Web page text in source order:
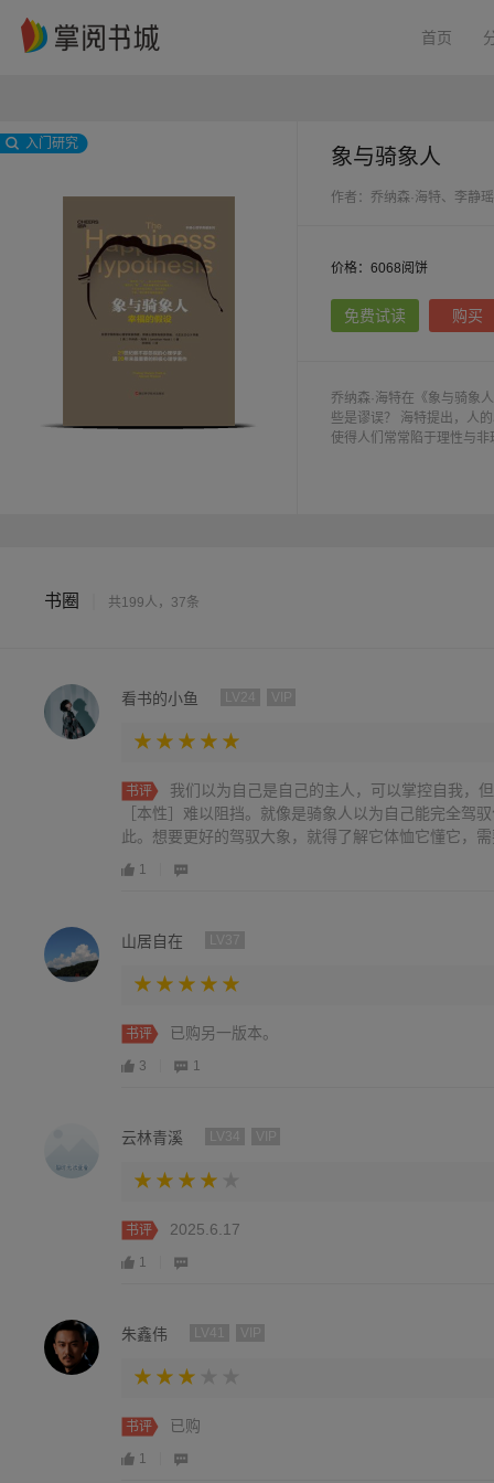
首页
入门研究
象与骑象人
作者：乔纳森·海特、李静瑶
价格：6068阅饼
免费试读 购买
乔纳森·海特在《象与骑象
些是谬误？ 海特提出，人
使得人们常常陷于理性与
书圈 共199人，37条
看书的小鱼
书评
我们以为自己是自己的主人，可以掌控自我，
［本性］难以阻挡。就像是骑象人以为自己能完全驾
此。想要更好的驾驭大象，就得了解它体恤它懂它，
1
山居自在
书评 已购另一版本。
3 1
云林青溪
书评 2025.6.17
1
朱鑫伟
书评 已购
1